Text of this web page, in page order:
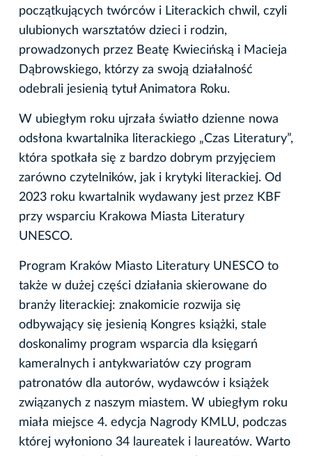
początkujących twórców i Literackich chwil, czyli
ulubionych warsztatów dzieci i rodzin,
prowadzonych przez Beatę Kwiecińską i Macieja
Dąbrowskiego, którzy za swoją działalność
odebrali jesienią tytuł Animatora Roku.
W ubiegłym roku ujrzała światło dzienne nowa
odsłona kwartalnika literackiego „Czas Literatury”,
która spotkała się z bardzo dobrym przyjęciem
zarówno czytelników, jak i krytyki literackiej. Od
2023 roku kwartalnik wydawany jest przez KBF
przy wsparciu Krakowa Miasta Literatury
UNESCO.
Program Kraków Miasto Literatury UNESCO to
także w dużej części działania skierowane do
branży literackiej: znakomicie rozwija się
odbywający się jesienią Kongres książki, stale
doskonalimy program wsparcia dla księgarń
kameralnych i antykwariatów czy program
patronatów dla autorów, wydawców i książek
związanych z naszym miastem. W ubiegłym roku
miała miejsce 4. edycja Nagrody KMLU, podczas
której wyłoniono 34 laureatek i laureatów. Warto